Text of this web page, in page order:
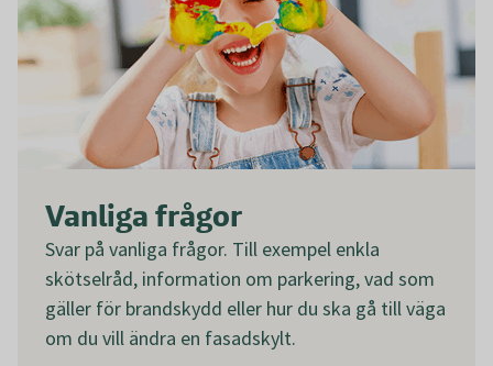
Vanliga frågor
Svar på vanliga frågor. Till exempel enkla
skötselråd, information om parkering, vad som
gäller för brandskydd eller hur du ska gå till väga
om du vill ändra en fasadskylt.